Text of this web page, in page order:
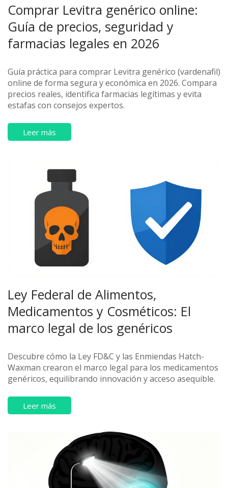
Comprar Levitra genérico online:
Guía de precios, seguridad y
farmacias legales en 2026
Guía práctica para comprar Levitra genérico (vardenafil)
online de forma segura y económica en 2026. Compara
precios reales, identifica farmacias legítimas y evita
estafas con consejos expertos.
Leer más
Ley Federal de Alimentos,
Medicamentos y Cosméticos: El
marco legal de los genéricos
Descubre cómo la Ley FD&C y las Enmiendas Hatch-
Waxman crearon el marco legal para los medicamentos
genéricos, equilibrando innovación y acceso asequible.
Leer más